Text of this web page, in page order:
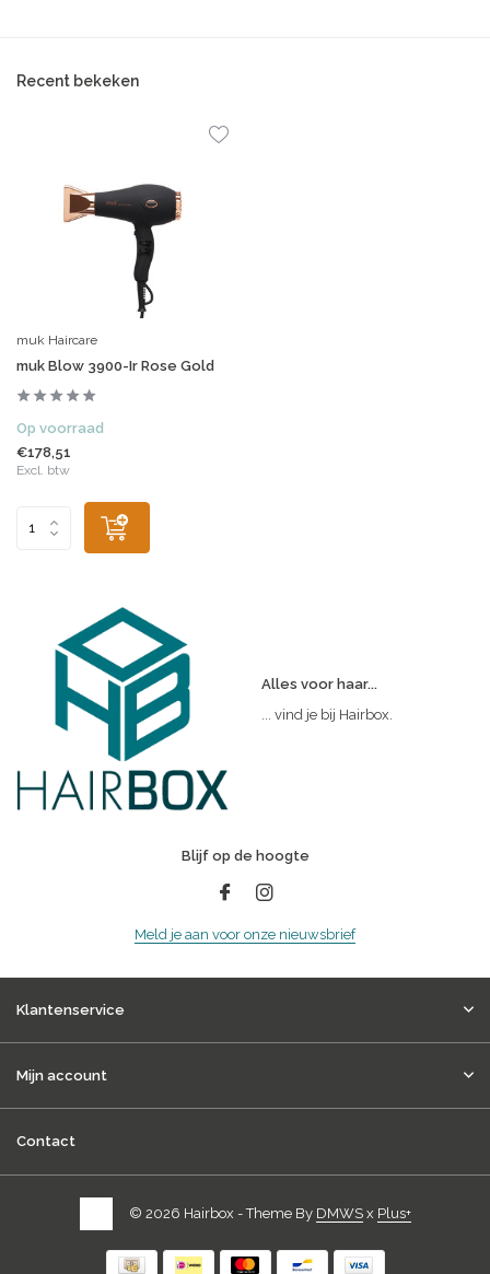
Recent bekeken
muk Haircare
muk Blow 3900-Ir Rose Gold
Op voorraad
€178,51
Excl. btw
Alles voor haar...
... vind je bij Hairbox.
Blijf op de hoogte
Meld je aan voor onze nieuwsbrief
Klantenservice
Mijn account
Contact
© 2026 Hairbox - Theme By DMWSx Plus+